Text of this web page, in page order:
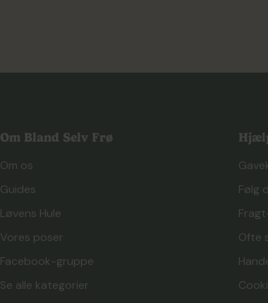
Om Bland Selv Frø
Om os
Guides
Løvens Hule
Vores poser
Facebook-gruppe
Se alle kategorier
Følg
Ofte